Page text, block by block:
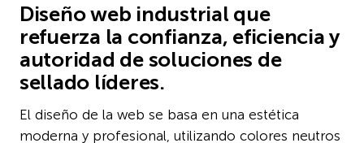
Diseño web industrial que
refuerza la confianza, eficiencia y
autoridad de soluciones de
sellado líderes.
El diseño de la web se basa en una estética
moderna y profesional, utilizando colores neutros